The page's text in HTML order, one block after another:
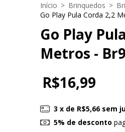
Início > Brinquedos >
Go Play Pula Corda 2,2
Go Play
Metros -
R$16,99
3 x de R$5,66 sem
5% de desconto